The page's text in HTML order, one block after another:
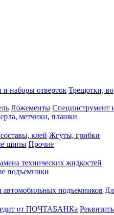
и наборы отверток Трещотки,
Ложементы Специнструмент
метчики, плашки
клей Жгуты, грибки
шипы Прочие
технических жидкостей
подъемники
автомобильных подъемников
от ПОЧТАБАНКа